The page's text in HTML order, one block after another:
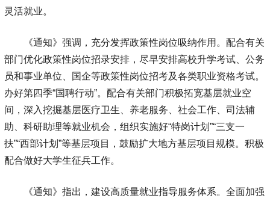
灵活就业。
《通知》强调，充分发挥政策性岗位吸纳作用。配合有关
部门优化政策性岗位招录安排，尽早安排高校升学考试、公务
员和事业单位、国企等政策性岗位招考及各类职业资格考试。
办好第四季“国聘行动”。配合有关部门积极拓宽基层就业空
间，深入挖掘基层医疗卫生、养老服务、社会工作、司法辅
助、科研助理等就业机会，组织实施好“特岗计划”“三支一
扶”“西部计划”等基层项目，鼓励扩大地方基层项目规模。积极
配合做好大学生征兵工作。
《通知》指出，建设高质量就业指导服务体系。全面加强